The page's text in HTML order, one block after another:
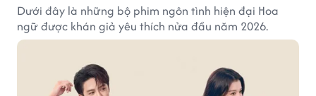
Dưới đây là những bộ phim ngôn tình hiện đại Hoa
ngữ được khán giả yêu thích nửa đầu năm 2026.